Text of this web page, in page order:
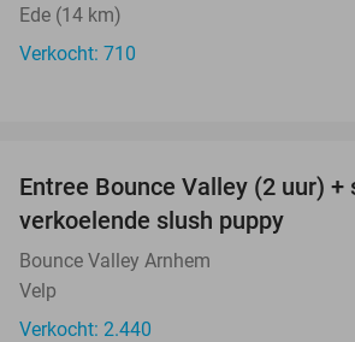
Ede (14 km)
Verkocht: 710
Entree Bounce Valley (2 uur) +
verkoelende slush puppy
Bounce Valley Arnhem
Velp
Verkocht: 2.440